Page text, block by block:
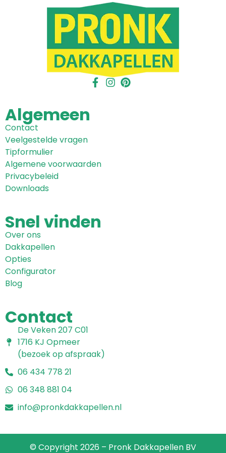
Algemeen
Contact
Veelgestelde vragen
Tipformulier
Algemene voorwaarden
Privacybeleid
Downloads
Snel vinden
Over ons
Dakkapellen
Opties
Configurator
Blog
Contact
De Veken 207 C01
1716 KJ Opmeer
(bezoek op afspraak)
06 434 778 21
06 348 881 04
info@pronkdakkapellen.nl
© Copyright 2026 – Pronk Dakkapellen BV